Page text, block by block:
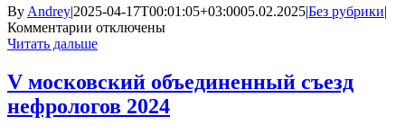
By Andrey|2025-04-17T00:01:05+03:0005.02.2025|Без рубрики|
Комментарии к
записи
межрегиональная
конференция
«Алгоритмы
отключены
Читать дальше
V московский объединенный съезд
нефрологов 2024